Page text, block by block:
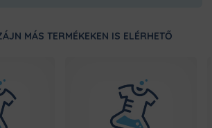
MÁS TERMÉKEKEN IS ELÉRHETŐ